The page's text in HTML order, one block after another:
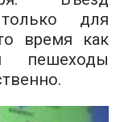
для
время как
пешеходы